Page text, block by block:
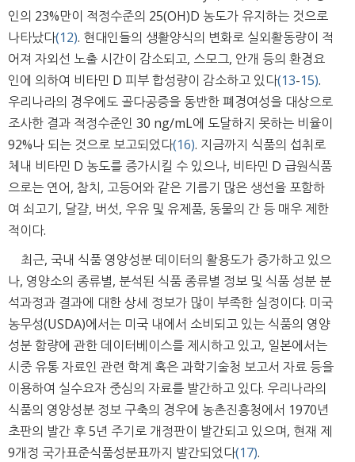
인의 23%만이 적정수준의 25(OH)D 농도가 유지하는 것으로
나타났다(12). 현대인들의 생활양식의 변화로 실외활동량이 적
어져 자외선 노출 시간이 감소되고, 스모그, 안개 등의 환경요
인에 의하여 비타민 D 피부 합성량이 감소하고 있다(13-15).
우리나라의 경우에도 골다공증을 동반한 폐경여성을 대상으로
조사한 결과 적정수준인 30 ng/mL에 도달하지 못하는 비율이
92%나 되는 것으로 보고되었다(16). 지금까지 식품의 섭취로
체내 비타민 D 농도를 증가시킬 수 있으나, 비타민 D 급원식품
으로는 연어, 참치, 고등어와 같은 기름기 많은 생선을 포함하
여 쇠고기, 달걀, 버섯, 우유 및 유제품, 동물의 간 등 매우 제한
적이다.
최근, 국내 식품 영양성분 데이터의 활용도가 증가하고 있으
나, 영양소의 종류별, 분석된 식품 종류별 정보 및 식품 성분 분
석과정과 결과에 대한 상세 정보가 많이 부족한 실정이다. 미국
농무성(USDA)에서는 미국 내에서 소비되고 있는 식품의 영양
성분 함량에 관한 데이터베이스를 제시하고 있고, 일본에서는
시중 유통 자료인 관련 학계 혹은 과학기술청 보고서 자료 등을
이용하여 실수요자 중심의 자료를 발간하고 있다. 우리나라의
식품의 영양성분 정보 구축의 경우에 농촌진흥청에서 1970년
초판의 발간 후 5년 주기로 개정판이 발간되고 있으며, 현재 제
9개정 국가표준식품성분표까지 발간되었다(17).